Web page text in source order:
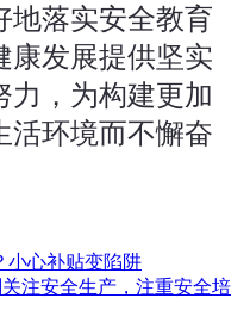
地落实安全教育
康发展提供坚实
力，为构建更加
活环境而不懈奋
小心补贴变陷阱
注安全生产，注重安全培